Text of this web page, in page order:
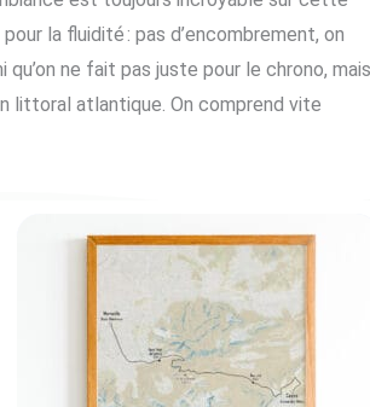
la fluidité : pas d’encombrement, on
ne fait pas juste pour le chrono, mais
littoral atlantique. On comprend vite